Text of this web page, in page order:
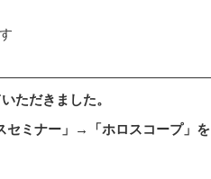
ただきました。
セミナー」→「ホロスコープ」を